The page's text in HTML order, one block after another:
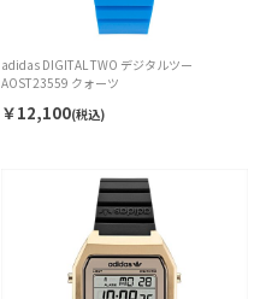
adidas DIGITAL TWO デジタルツー
AOST23559 クォーツ
￥12,100(税込)